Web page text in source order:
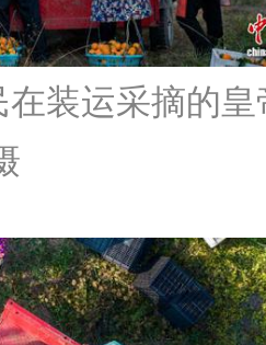
在装运采摘的皇